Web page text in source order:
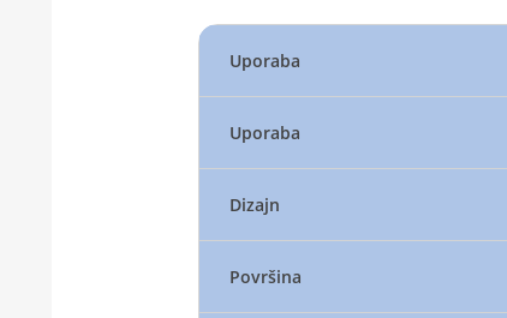
Uporaba
Uporaba
Dizajn
Površina